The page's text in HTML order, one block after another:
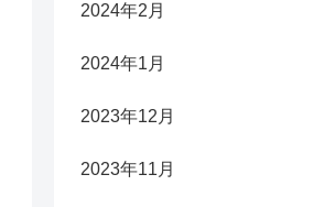
2024年2月
2024年1月
2023年12月
2023年11月